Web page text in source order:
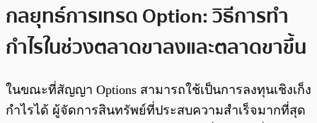
กลยุทธ์การเทรด Option: วิธีการทำ
กำไรในช่วงตลาดขาลงและตลาดขาขึ้น
ในขณะที่สัญญา Options สามารถใช้เป็นการลงทุนเชิงเก็ง
กำไรได้ ผู้จัดการสินทรัพย์ที่ประสบความสำเร็จมากที่สุด